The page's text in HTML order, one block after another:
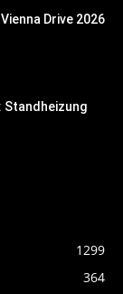
Drive 2026
Standheizung
1299
364